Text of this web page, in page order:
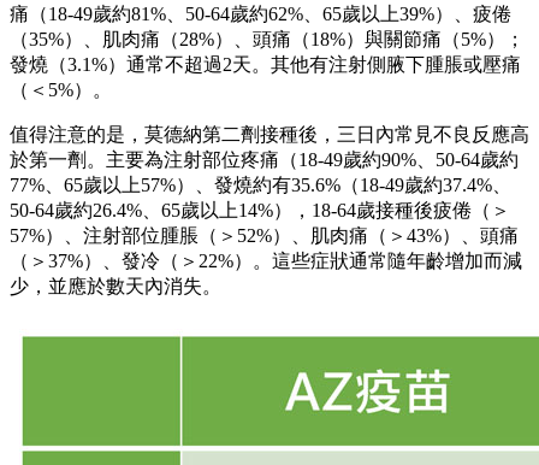
痛（18-49歲約81%、50-64歲約62%、65歲以上39%）、疲倦
（35%）、肌肉痛（28%）、頭痛（18%）與關節痛（5%）；
發燒（3.1%）通常不超過2天。其他有注射側腋下腫脹或壓痛
（＜5%）。
值得注意的是，莫德納第二劑接種後，三日內常見不良反應高
於第一劑。主要為注射部位疼痛（18-49歲約90%、50-64歲約
77%、65歲以上57%）、發燒約有35.6%（18-49歲約37.4%、
50-64歲約26.4%、65歲以上14%），18-64歲接種後疲倦（＞
57%）、注射部位腫脹（＞52%）、肌肉痛（＞43%）、頭痛
（＞37%）、發冷（＞22%）。這些症狀通常隨年齡增加而減
少，並應於數天內消失。